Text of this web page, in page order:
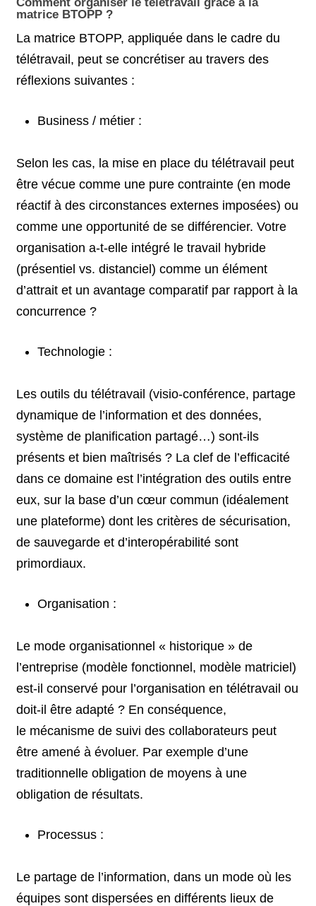
matrice BTOPP ?
La matrice BTOPP, appliquée dans le cadre du
télétravail, peut se concrétiser au travers des
réflexions suivantes :
Business / métier :
Selon les cas, la mise en place du télétravail peut
être vécue comme une pure contrainte (en mode
réactif à des circonstances externes imposées) ou
comme une opportunité de se différencier. Votre
organisation a-t-elle intégré le travail hybride
(présentiel vs. distanciel) comme un élément
d’attrait et un avantage comparatif par rapport à la
concurrence ?
Technologie :
Les outils du télétravail (visio-conférence, partage
dynamique de l’information et des données,
système de planification partagé…) sont-ils
présents et bien maîtrisés ? La clef de l’efficacité
dans ce domaine est l’intégration des outils entre
eux, sur la base d’un cœur commun (idéalement
une plateforme) dont les critères de sécurisation,
de sauvegarde et d’interopérabilité sont
primordiaux.
Organisation :
Le mode organisationnel « historique » de
l’entreprise (modèle fonctionnel, modèle matriciel)
est-il conservé pour l’organisation en télétravail ou
doit-il être adapté ? En conséquence,
le mécanisme de suivi des collaborateurs peut
être amené à évoluer. Par exemple d’une
traditionnelle obligation de moyens à une
obligation de résultats.
Processus :
Le partage de l’information, dans un mode où les
équipes sont dispersées en différents lieux de